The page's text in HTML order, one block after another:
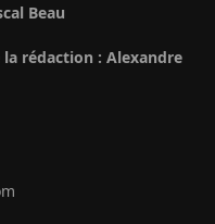
Beau
rédaction : Alexandre